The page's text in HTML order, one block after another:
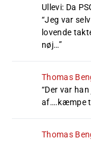
Ullevi: Da
“Jeg var
lovende
nøj…”
Thomas
“Der var
af….kæmpe
Thomas